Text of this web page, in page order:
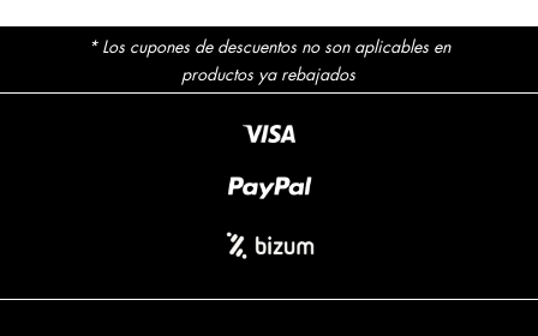
79.95 €.29.95 €.
* Los cupones de descuentos no son aplicables en
productos ya rebajados